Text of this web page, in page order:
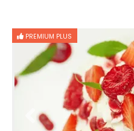
PREMIUM PLUS